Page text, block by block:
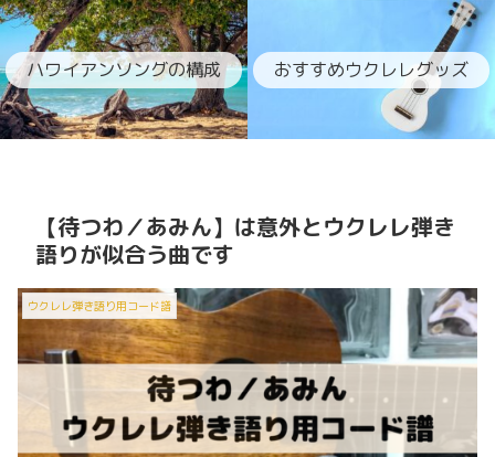
ハワイアンソングの構成 おすすめウクレレグッズ
【待つわ／あみん】は意外とウクレレ弾き
語りが似合う曲です
ウクレレ弾き語り用コード譜